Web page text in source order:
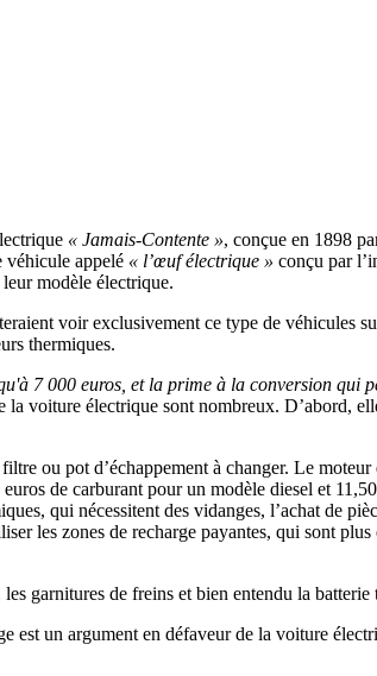
« Jamais-Contente », conçue en 1898
véhicule appelé « l’œuf électrique » conçu par
modèle électrique.
voir exclusivement ce type de véhicules
thermiques.
7 000 euros, et la prime à la conversion qui
la voiture électrique sont nombreux. D’abord,
ou pot d’échappement à changer. Le moteur
de carburant pour un modèle diesel et
qui nécessitent des vidanges, l’achat de
les zones de recharge payantes, qui sont plus
garnitures de freins et bien entendu la batterie
est un argument en défaveur de la voiture